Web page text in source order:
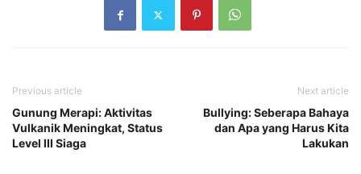
Previous article
Gunung Merapi: Aktivitas
Vulkanik Meningkat, Status
Level III Siaga
Next article
Bullying: Seberapa Bahaya
dan Apa yang Harus Kita
Lakukan